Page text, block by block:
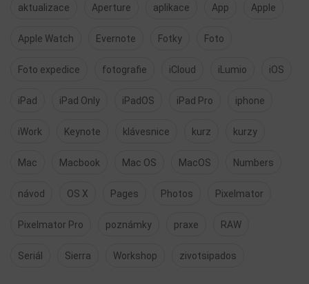
aktualizace Aperture aplikace App Apple
Apple Watch Evernote Fotky Foto
Foto expedice fotografie iCloud iLumio iOS
iPad iPad Only iPadOS iPad Pro iphone
iWork Keynote klávesnice kurz kurzy
Mac Macbook Mac OS MacOS Numbers
návod OS X Pages Photos Pixelmator
Pixelmator Pro poznámky praxe RAW
Seriál Sierra Workshop zivotsipados